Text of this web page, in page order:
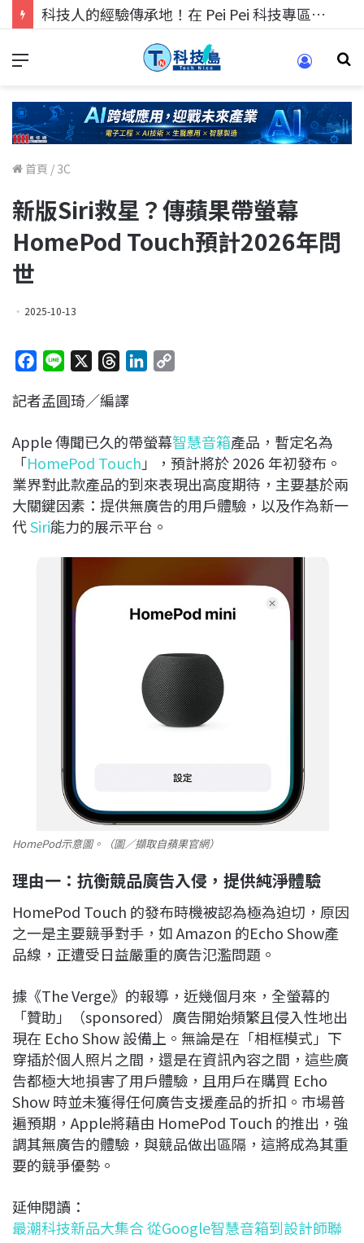
科技人的經驗傳承地！在 Pei Pei 科技專區，與學弟妹交流最硬核的技術
首頁 / 3C
新版Siri救星？傳蘋果帶螢幕
HomePod Touch預計2026年問
世
2025-10-13
c
b
o
o
k
n
r
a
d
s
e
I
n
L
i
n
k
記者孟圓琦／編譯
Apple 傳聞已久的帶螢幕智慧音箱產品，暫定名為
「HomePod Touch 」，預計將於 2026 年初發布。
業界對此款產品的到來表現出高度期待，主要基於兩
大關鍵因素：提供無廣告的用戶體驗，以及作為新一
代Siri能力的展示平台。
HomePod示意圖。（圖／擷取自蘋果官網）
理由一：抗衡競品廣告入侵，提供純淨體驗
HomePod Touch 的發布時機被認為極為迫切，原因
之一是主要競爭對手，如 Amazon 的Echo Show產
品線，正遭受日益嚴重的廣告氾濫問題。
據《The Verge》的報導，近幾個月來，全螢幕的
「贊助」（sponsored）廣告開始頻繁且侵入性地出
現在 Echo Show 設備上。無論是在「相框模式」下
穿插於個人照片之間，還是在資訊內容之間，這些廣
告都極大地損害了用戶體驗，且用戶在購買 Echo
Show 時並未獲得任何廣告支援產品的折扣。市場普
遍預期，Apple將藉由 HomePod Touch 的推出，強
調其無廣告的體驗，與競品做出區隔，這將成為其重
要的競爭優勢。
延伸閱讀：
最潮科技新品大集合 從Google智慧音箱到設計師聯